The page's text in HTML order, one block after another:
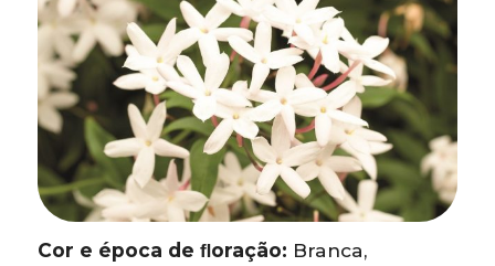
Cor e época de ﬂoração: Branca,